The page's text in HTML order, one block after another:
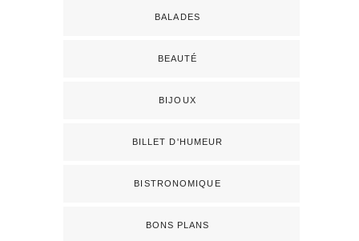
BALADES
BEAUTÉ
BIJOUX
BILLET D'HUMEUR
BISTRONOMIQUE
BONS PLANS